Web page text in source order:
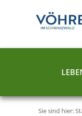
Sie sind hier: